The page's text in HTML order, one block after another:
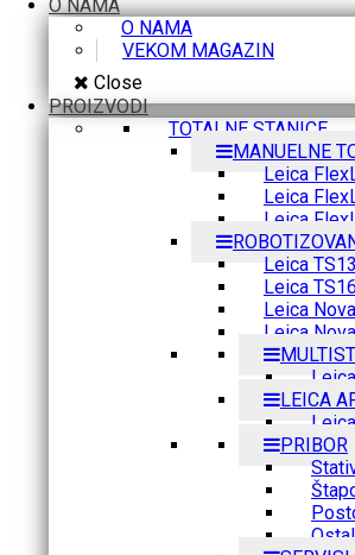
O NAMA
O NAMA
VEKOM MAGAZIN
Close
PROIZVODI
TOTALNE STANICE
MANUELNE
Leica
Leica
Leica
Leica TS13
Leica TS16
Leica
Leica
LEICA
PRIBOR